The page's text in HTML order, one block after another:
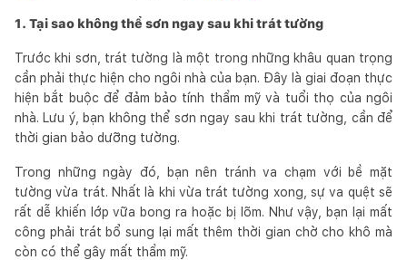
1. Tại sao không thể sơn ngay sau khi trát tường
Trước khi sơn, trát tường là một trong những khâu quan trọng
cần phải thực hiện cho ngôi nhà của bạn. Đây là giai đoạn thực
hiện bắt buộc để đảm bảo tính thẩm mỹ và tuổi thọ của ngôi
nhà. Lưu ý, bạn không thể sơn ngay sau khi trát tường, cần để
thời gian bảo dưỡng tường.
Trong những ngày đó, bạn nên tránh va chạm với bề mặt
tường vừa trát. Nhất là khi vừa trát tường xong, sự va quệt sẽ
rất dễ khiến lớp vữa bong ra hoặc bị lõm. Như vậy, bạn lại mất
công phải trát bổ sung lại mất thêm thời gian chờ cho khô mà
còn có thể gây mất thẩm mỹ.